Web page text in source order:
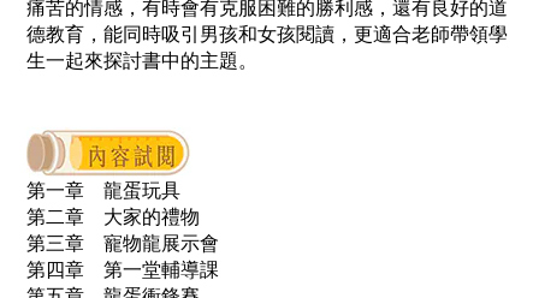
痛苦的情感，有時會有克服困難的勝利感，還有良好的道
德教育， 能同時吸引男孩和女孩閱讀，更適合老師帶領學
生一起來探討書中的主題。
第一章 龍蛋玩具
第二章 大家的禮物
第三章 寵物龍展示會
第四章 第一堂輔導課